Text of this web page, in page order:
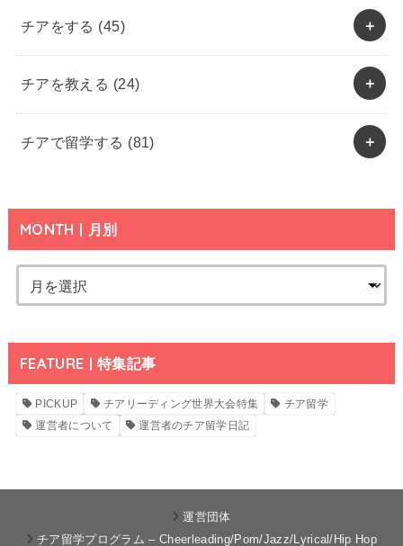
チアをする (45)
チアを教える (24)
チアで留学する (81)
MONTH | 月別
FEATURE | 特集記事
PICKUP チアリーディング世界大会特集
チア留学
運営者について
運営者のチア留学日記
運営団体
チア留学プログラム – Cheerleading/Pom/Jazz/Lyrical/Hip Hop